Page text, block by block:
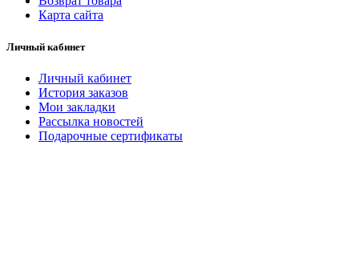
Карта сайта
Личный кабинет
Личный кабинет
История заказов
Мои закладки
Рассылка новостей
Подарочные сертификаты